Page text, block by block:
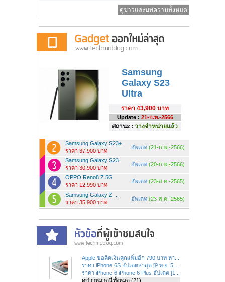
ดูข่าวและบทความทั้งหมด
Samsung
Galaxy S23
Ultra
ราคา 43,900 บาท
Update : 21-ก.พ.-2566
สถานะ : วางจำหน่ายแล้ว
Samsung Galaxy S23+
ราคา 37,900 บาท
อัพเดท (21-ก.พ.-2566)
Samsung Galaxy S23
ราคา 30,900 บาท
อัพเดท (20-ก.พ.-2566)
OPPO Reno8 Z 5G
ราคา 12,990 บาท
อัพเดท (23-ส.ค.-2565)
Samsung Galaxy Z ...
ราคา 35,900 บาท
อัพเดท (23-ส.ค.-2565)
Apple ขอคิดเงินคุณเพิ่มอีก 790 บาท หา...
ราคา iPhone 6S อัปเดตล่าสุด [9 พ.ย. 5...
ราคา iPhone 6 iPhone 6 Plus อัปเดต [1...
ดูข่าวหมวดนี้ทั้งหมด (21)